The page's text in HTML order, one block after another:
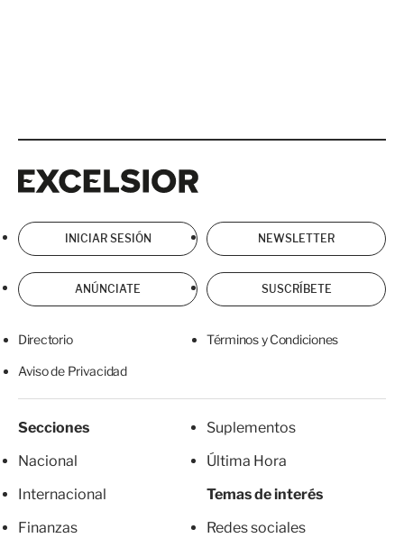
INICIAR SESIÓN NEWSLETTER
ANÚNCIATE SUSCRÍBETE
Directorio Términos y Condiciones
Aviso de Privacidad
Secciones
Nacional
Internacional
Finanzas
Suplementos
Última Hora
Temas de interés
Redes sociales